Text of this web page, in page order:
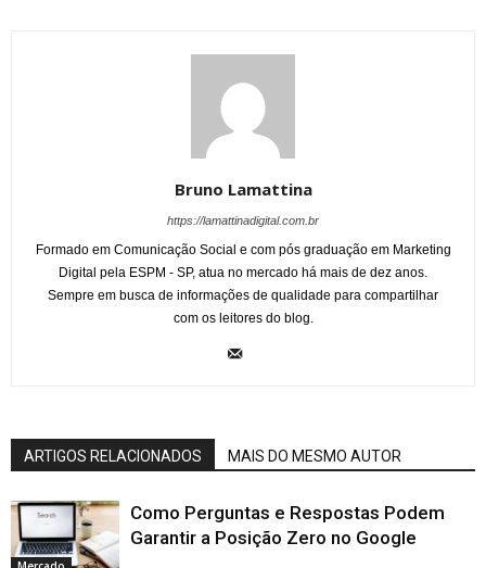
Bruno Lamattina
https://lamattinadigital.com.br
Formado em Comunicação Social e com pós graduação em Marketing
Digital pela ESPM - SP, atua no mercado há mais de dez anos.
Sempre em busca de informações de qualidade para compartilhar
com os leitores do blog.
ARTIGOS RELACIONADOS MAIS DO MESMO AUTOR
Como Perguntas e Respostas Podem
Garantir a Posição Zero no Google